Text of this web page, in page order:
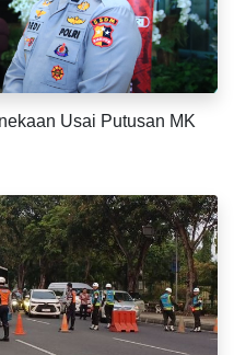
Usai Putusan MK